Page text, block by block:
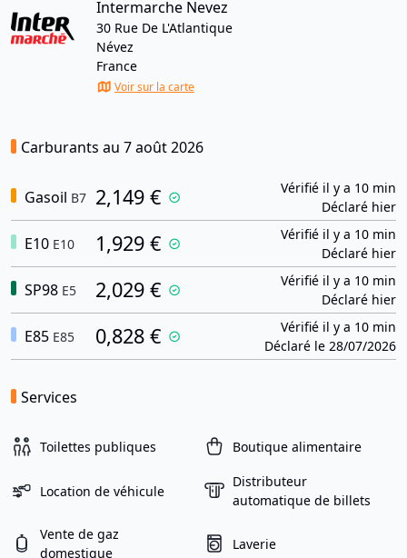
Intermarche Nevez
30 Rue De L'Atlantique
Névez
France
Voir sur la carte
Carburants au 7 août 2026
Gasoil B7 2,149 €
Vérifié il y a 10 min
Déclaré hier
E10 E10 1,929 €
Vérifié il y a 10 min
Déclaré hier
SP98 E5 2,029 €
Vérifié il y a 10 min
Déclaré hier
E85 E85 0,828 €
Vérifié il y a 10 min
Déclaré le 28/07/2026
Services
Toilettes publiques Boutique alimentaire
Location de véhicule
Distributeur
automatique de billets
Vente de gaz
domestique
Laverie